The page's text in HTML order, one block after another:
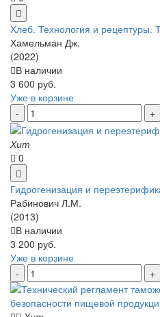
Хлеб. Технология и рецептуры.
Хамельман Дж.
(2022)
В наличии
3 600 руб.
Уже в корзине
Хит
0
Гидрогенизация и
Рабинович Л.М.
(2013)
В наличии
3 200 руб.
Уже в корзине